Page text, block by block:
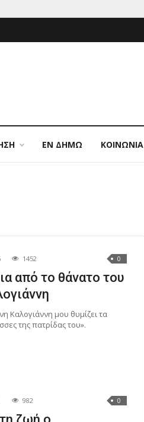
ΕΝ ΔΗΜΩ ΚΟΙΝΩΝΙΑ
1452 0
από το θάνατο του
Καλογιάννη μου θυμίζει τα
της πατρίδας του».
982 0